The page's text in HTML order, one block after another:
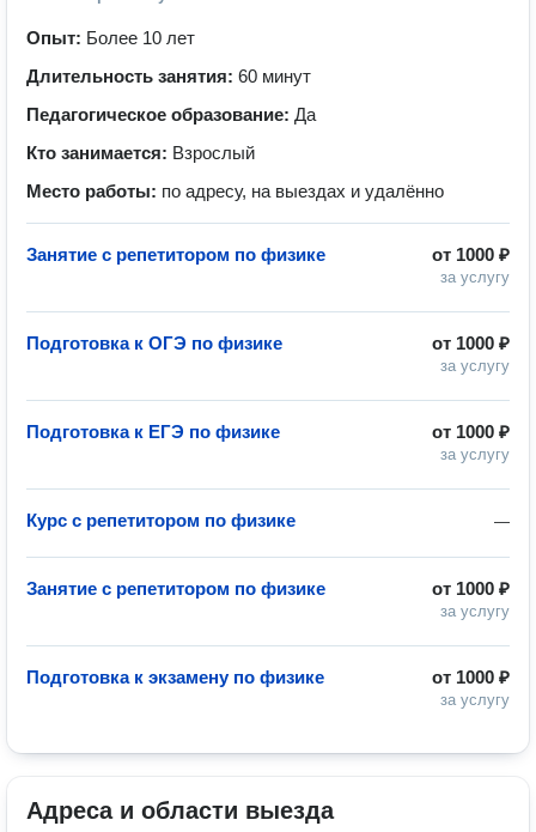
Опыт: Более 10 лет
Длительность занятия: 60 минут
Педагогическое образование: Да
Кто занимается: Взрослый
Место работы: по адресу, на выездах и удалённо
от 1000 ₽
за услугу
Занятие с репетитором по физике
от 1000 ₽
за услугу
Подготовка к ОГЭ по физике
от 1000 ₽
за услугу
Подготовка к ЕГЭ по физике
—
Курс с репетитором по физике
от 1000 ₽
за услугу
Занятие с репетитором по физике
от 1000 ₽
за услугу
Подготовка к экзамену по физике
Адреса и области выезда